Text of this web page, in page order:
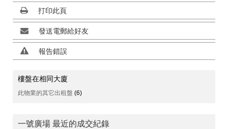
打印此頁
發送電郵給好友
報告錯誤
樓盤在相同大廈
此物業的其它出租盤 (6)
一號廣場 最近的成交紀錄